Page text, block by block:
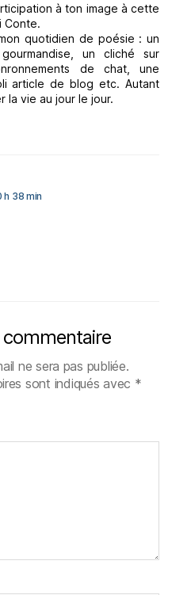
à ton image à cette
Conte.
quotidien de poésie : un
un cliché sur
de chat, une
article de blog etc. Autant
la vie au jour le jour.
h 38 min
commentaire
ne sera pas publiée.
sont indiqués avec *